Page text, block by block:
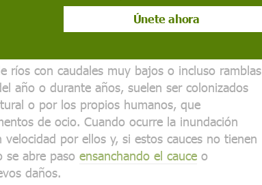
mueve muy rápido cuesta abajo. Y en muchos
al cauce, causando aumentos muy rápidos de
torrenciales
ríos con caudales muy bajos o incluso ramblas
año o durante años, suelen ser colonizados
o por los propios humanos, que
de ocio. Cuando ocurre la inundación
por ellos y, si estos cauces no tienen
se abre paso ensanchando el cauce o
daños.